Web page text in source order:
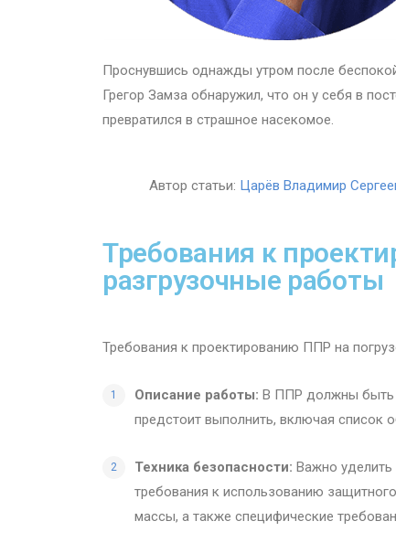
Проснувшись однажды утром после
Грегор Замза обнаружил, что он у себя в
превратился в страшное насекомое.
Автор статьи: Царёв Владимир
Требования к
разгрузочные работы
Требования к проектированию ППР на
Описание работы: В ППР должны быть
предстоит выполнить, включая список
Техника безопасности: Важно уделить
требования к использованию
массы, а также специфические